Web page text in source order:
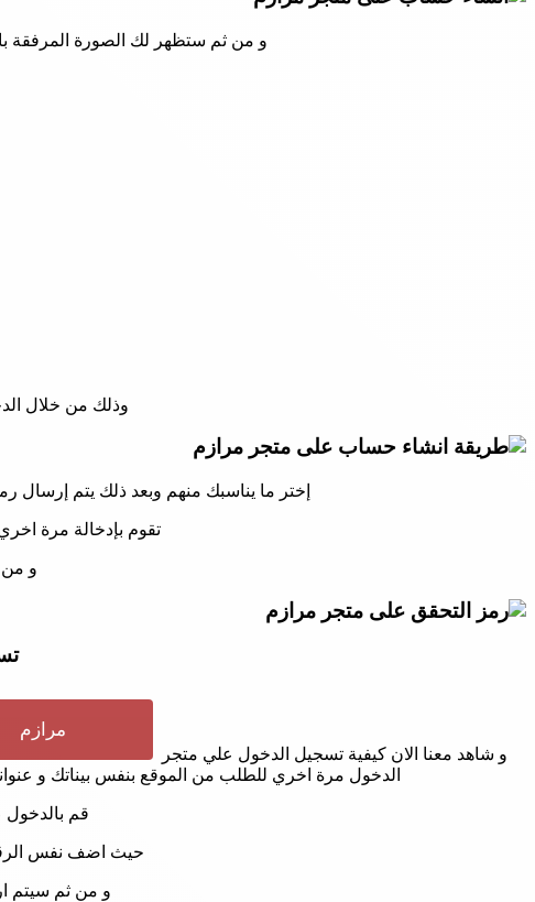
و من ثم ستظهر لك الصورة المرفقة
وذلك من خلال
إختر ما يناسبك منهم وبعد ذلك يتم
تقوم بإدخالة مرة
و من
و شاهد معنا الان كيفية تسجيل الدخول علي متجر
مرازم
الدخول مرة اخري للطلب من الموقع بنفس بيناتك و
قم بالدخول
حيث اضف نفس
و من ثم سيتم